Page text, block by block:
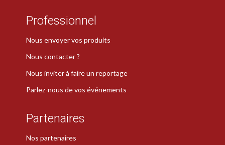
Professionnel
Nous envoyer vos produits
Nous contacter ?
Nous inviter à faire un reportage
Parlez-nous de vos événements
Partenaires
Nos partenaires